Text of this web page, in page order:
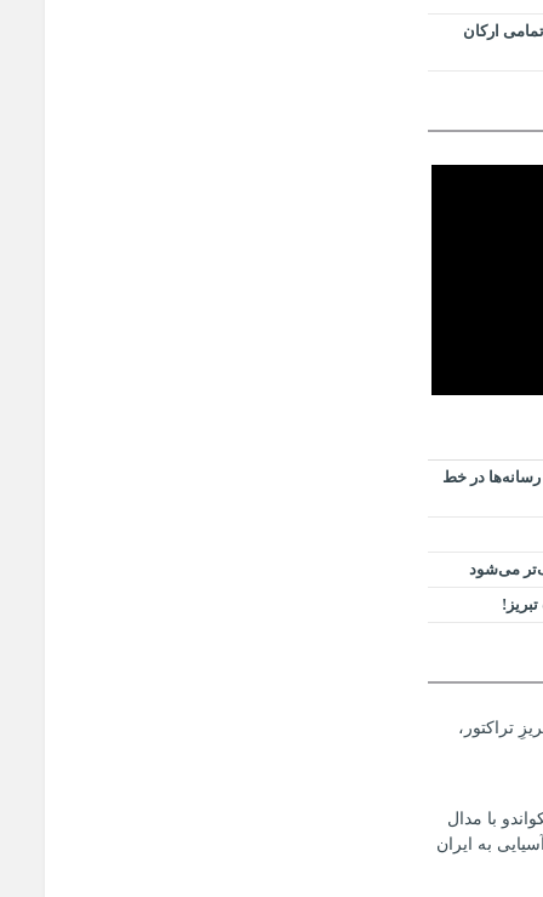
ارکان
رسانه‌ها در خط
می‌شود
تراکتور،
با مدال
به ایران